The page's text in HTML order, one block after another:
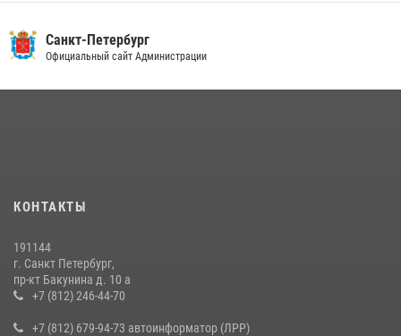
Санкт-Петербург
Официальный сайт Администрации
КОНТАКТЫ
191144
г. Санкт Петербург,
пр-кт Бакунина д. 10 а
+7 (812) 246-44-70
+7 (812) 679-94-73 автоинформатор (ЛРР)